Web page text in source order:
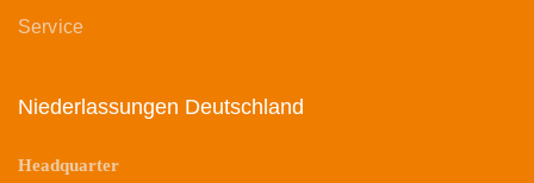
Service
Niederlassungen Deutschland
Headquarter